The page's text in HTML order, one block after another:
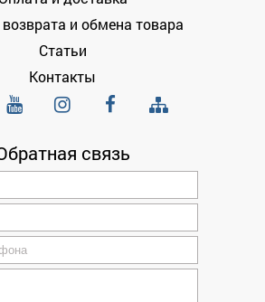
и обмена товара
Статьи
Контакты
связь